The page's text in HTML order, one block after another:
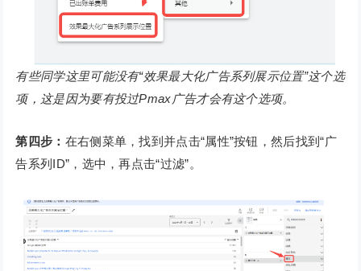
有些同学这里可能没有“效果最大化广告系列展示位置”这个选
项，这是因为要有投过Pmax广告才会有这个选项。
第四步： 在右侧菜单，找到并点击“属性”按钮，然后找到“广
告系列ID”，选中，再点击“过滤”。